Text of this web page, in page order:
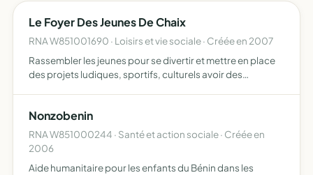
Le Foyer Des Jeunes De Chaix
RNA W851001690 · Loisirs et vie sociale · Créée en 2007
Rassembler les jeunes pour se divertir et mettre en place
des projets ludiques, sportifs, culturels avoir des
Nonzobenin
RNA W851000244 · Santé et action sociale · Créée en
2006
Aide humanitaire pour les enfants du Bénin dans les